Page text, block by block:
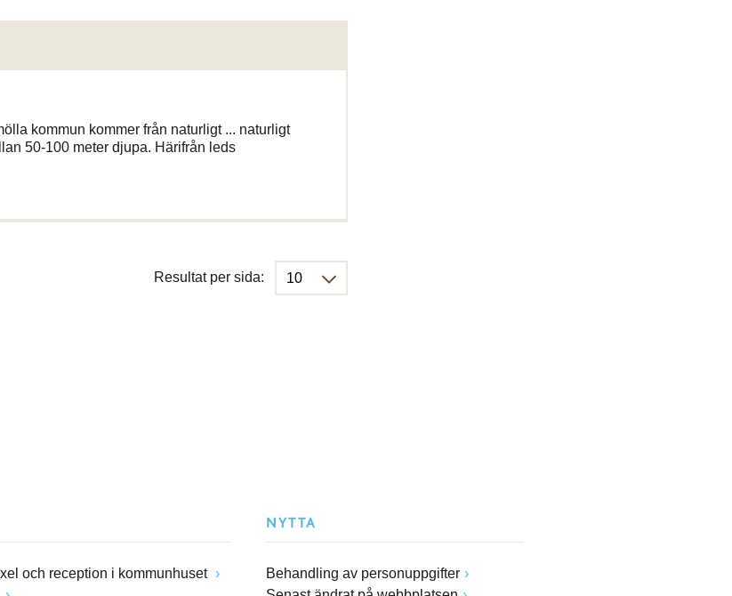
kommun kommer från naturligt ... naturligt
50-100 meter djupa. Härifrån leds
Resultat per sida:
och reception i kommunhuset
NYTTA
Behandling av personuppgifter